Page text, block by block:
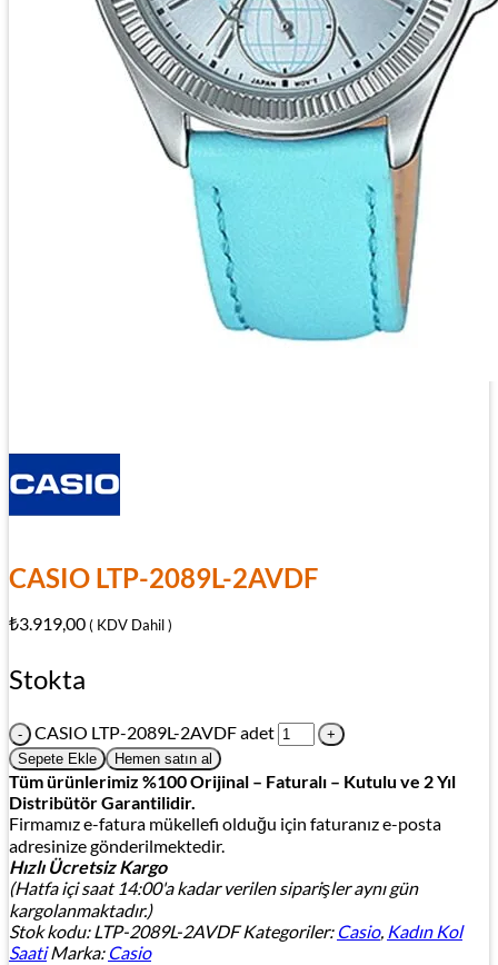
CASIO LTP-2089L-2AVDF
₺3.919,00( KDV Dahil )
Stokta
CASIO LTP-2089L-2AVDF adet
Sepete Ekle Hemen satın al
Tüm ürünlerimiz %100 Orijinal – Faturalı – Kutulu ve 2 Yıl
Distribütör Garantilidir.
Firmamız e-fatura mükellefi olduğu için faturanız e-posta
adresinize gönderilmektedir.
Hızlı Ücretsiz Kargo
(Hatfa içi saat 14:00'a kadar verilen siparişler aynı gün
kargolanmaktadır.)
Stok kodu:LTP-2089L-2AVDF Kategoriler: Casio, Kadın Kol
Saati Marka: Casio